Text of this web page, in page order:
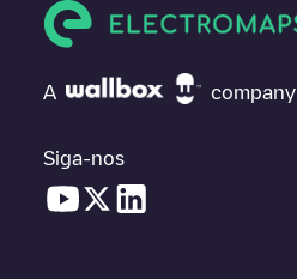
A company
Siga-nos